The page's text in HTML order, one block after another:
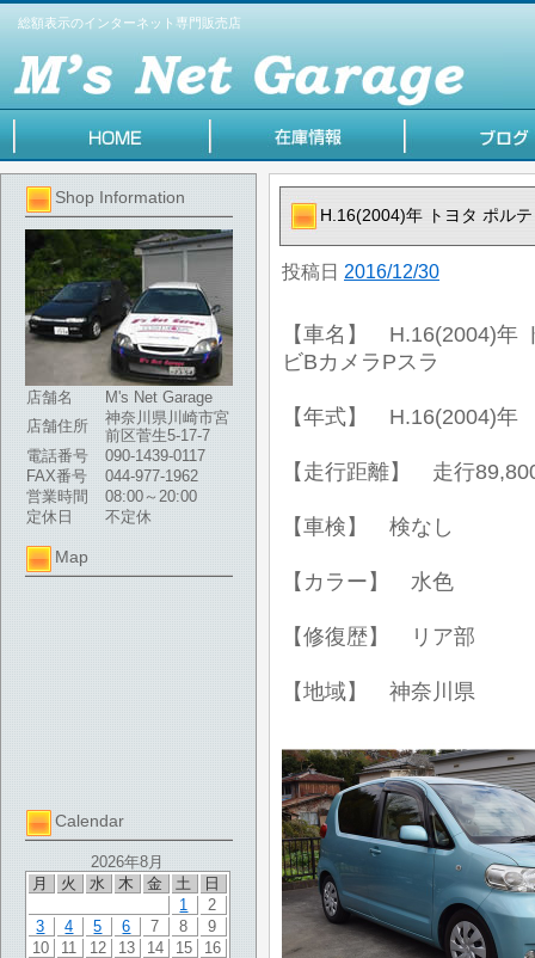
総額表示のインターネット専門販売店
Shop Information
店舗名
M's Net Garage
店舗住所
神奈川県川崎市宮
前区菅生5-17-7
電話番号
090-1439-0117
FAX番号
044-977-1962
営業時間
08:00～20:00
定休日
不定休
Map
Calendar
2026年8月
月
火 水 木 金 土 日
1
2
3
4 5 6 7 8
9
10
11 12 13 14 15
16
H.16(2004)年 トヨタ ポル
投稿日 2016/12/30
【車名】 H.16(2004)年
ビBカメラPスラ
【年式】 H.16(2004)年
【走行距離】 走行
【車検】 検なし
【カラー】 水色
【修復歴】 リア部
【地域】 神奈川県